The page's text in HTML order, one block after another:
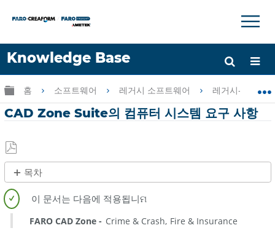
Knowledge Base
언어
도움 받기 로그인
×
글로벌 계층 확장/축소
홈 소프트웨어 레거시 소프트웨어 레거시-CAD
CAD Zone Suite의 컴퓨터 시스템 요구 사항
PDF
로
저
장
목차
제
목
없
음
FARO CAD Zone Crime & Crash Fire & Insurance